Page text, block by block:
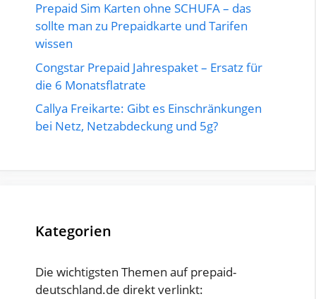
Prepaid Sim Karten ohne SCHUFA – das
sollte man zu Prepaidkarte und Tarifen
wissen
Congstar Prepaid Jahrespaket – Ersatz für
die 6 Monatsflatrate
Callya Freikarte: Gibt es Einschränkungen
bei Netz, Netzabdeckung und 5g?
Kategorien
Die wichtigsten Themen auf prepaid-
deutschland.de direkt verlinkt: